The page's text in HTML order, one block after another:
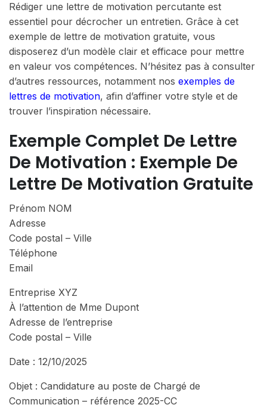
Rédiger une lettre de motivation percutante est
essentiel pour décrocher un entretien. Grâce à cet
exemple de lettre de motivation gratuite, vous
disposerez d’un modèle clair et efficace pour mettre
en valeur vos compétences. N’hésitez pas à consulter
d’autres ressources, notamment nos exemples de
lettres de motivation, afin d’affiner votre style et de
trouver l’inspiration nécessaire.
Exemple Complet De Lettre
De Motivation : Exemple De
Lettre De Motivation Gratuite
Prénom NOM
Adresse
Code postal – Ville
Téléphone
Email
Entreprise XYZ
À l’attention de Mme Dupont
Adresse de l’entreprise
Code postal – Ville
Date : 12/10/2025
Objet : Candidature au poste de Chargé de
Communication – référence 2025-CC